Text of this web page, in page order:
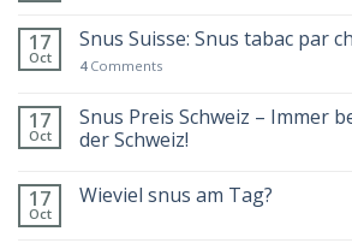
17
Oct
Snus Suisse: Snus tabac par
4Comments
17
Oct
Snus Preis Schweiz – Immer
der Schweiz!
17
Oct
Wieviel snus am Tag?